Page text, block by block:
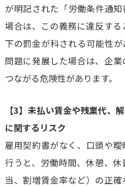
が明記された「労働条件通
場合は、この義務に違反す
下の罰金が科される可能性
問題に発展した場合は、企
つながる危険性があります。
【3】未払い賃金や残業代、
に関するリスク
雇用契約書がなく、口頭や
行うと、労働時間、休憩、
当、割増賃金率など）の正